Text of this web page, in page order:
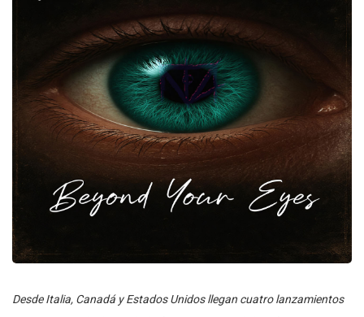
Desde Italia, Canadá y Estados Unidos llegan cuatro lanzamientos